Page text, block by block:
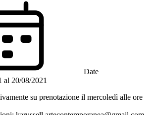
Date
al 20/08/2021
su prenotazione il mercoledì alle ore